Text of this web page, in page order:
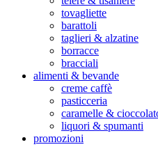
tovagliette
barattoli
taglieri & alzatine
borracce
bracciali
alimenti & bevande
creme caffè
pasticceria
caramelle &
liquori & spumanti
promozioni